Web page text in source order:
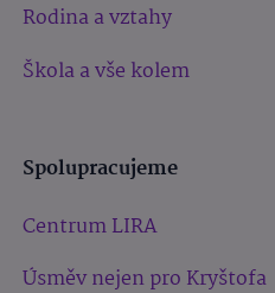
Rodina a vztahy
Škola a vše kolem
Spolupracujeme
Centrum LIRA
Úsměv nejen pro Kryštofa